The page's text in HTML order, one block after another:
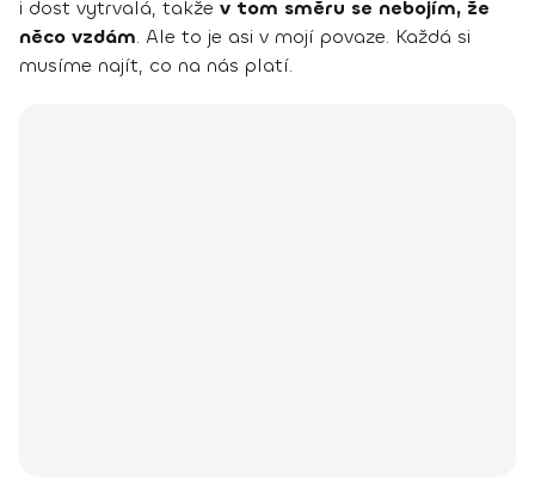
i dost vytrvalá, takže v tom směru se nebojím, že
něco vzdám. Ale to je asi v mojí povaze. Každá si
musíme najít, co na nás platí.